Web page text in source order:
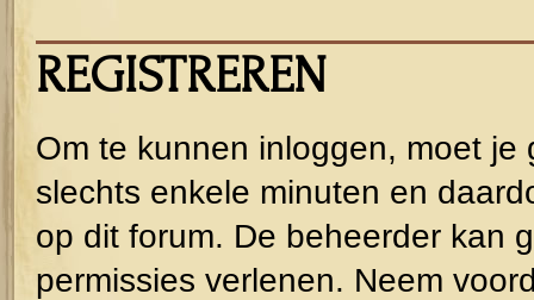
REGISTREREN
Om te kunnen inloggen, moet
slechts enkele minuten en
op dit forum. De beheerder kan
permissies verlenen. Neem